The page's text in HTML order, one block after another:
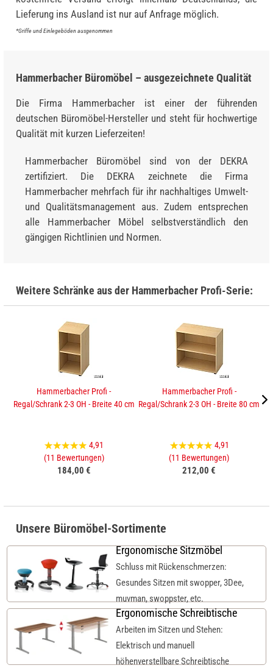
Lieferung ins Ausland ist nur auf Anfrage möglich.
*Griffe und Einlegeböden ausgenommen
Hammerbacher Büromöbel – ausgezeichnete Qualität
Die Firma Hammerbacher ist einer der führenden
deutschen Büromöbel-Hersteller und steht für hochwertige
Qualität mit kurzen Lieferzeiten!
Hammerbacher Büromöbel sind von der DEKRA
zertifiziert. Die DEKRA zeichnete die Firma
Hammerbacher mehrfach für ihr nachhaltiges Umwelt-
und Qualitätsmanagement aus. Zudem entsprechen
alle Hammerbacher Möbel selbstverständlich den
gängigen Richtlinien und Normen.
Weitere Schränke aus der Hammerbacher Profi-Serie:
Hammerbacher Profi -
Regal/Schrank 2-3 OH - Breite 40 cm
4,91
(11 Bewertungen)
184,00 €
Hammerbacher Profi -
Regal/Schrank 2-3 OH - Breite 80 cm
4,91
(11 Bewertungen)
212,00 €
Unsere Büromöbel-Sortimente
Ergonomische Sitzmöbel
Schluss mit Rückenschmerzen:
Gesundes Sitzen mit swopper, 3Dee,
muvman, swoppster, etc.
Ergonomische Schreibtische
Arbeiten im Sitzen und Stehen:
Elektrisch und manuell
höhenverstellbare Schreibtische